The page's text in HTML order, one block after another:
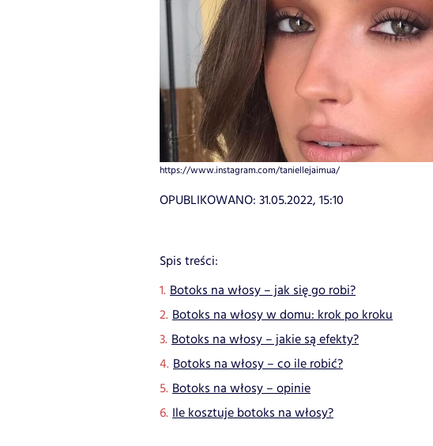
https://www.instagram.com/taniellejaimua/
OPUBLIKOWANO: 31.05.2022, 15:10
Spis treści:
Botoks na włosy – jak się go robi?
Botoks na włosy w domu: krok po kroku
Botoks na włosy – jakie są efekty?
Botoks na włosy – co ile robić?
Botoks na włosy – opinie
Ile kosztuje botoks na włosy?